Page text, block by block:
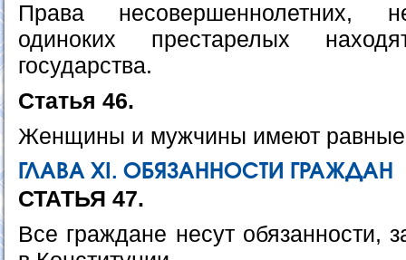
Права несовершеннолетних,
одиноких престарелых
государства.
Статья 46.
Женщины и мужчины имеют равные
ГЛАВА ХI. ОБЯЗАННОСТИ ГРАЖДАН
СТАТЬЯ 47.
Все граждане несут обязанности,